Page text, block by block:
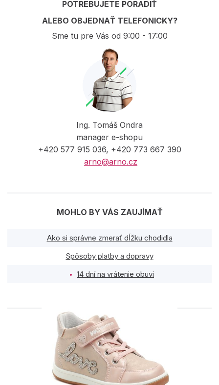
POTREBUJETE PORADIŤ
ALEBO OBJEDNAŤ TELEFONICKY?
Sme tu pre Vás od 9:00 - 17:00
Ing. Tomáš Ondra
manager e-shopu
+420 577 915 036, +420 773 667 390
arno@arno.cz
MOHLO BY VÁS ZAUJÍMAŤ
Ako si správne zmerať dĺžku chodidla
Spôsoby platby a dopravy
14 dní na vrátenie obuvi
PODOBNÉ PRODUKTY